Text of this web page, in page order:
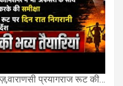
क़ावड़ यात्रा मे बुलडोज़र बाबा का क्रेज़,वाराणसी प्रयागराज रूट की एक लेन खाली की गई.